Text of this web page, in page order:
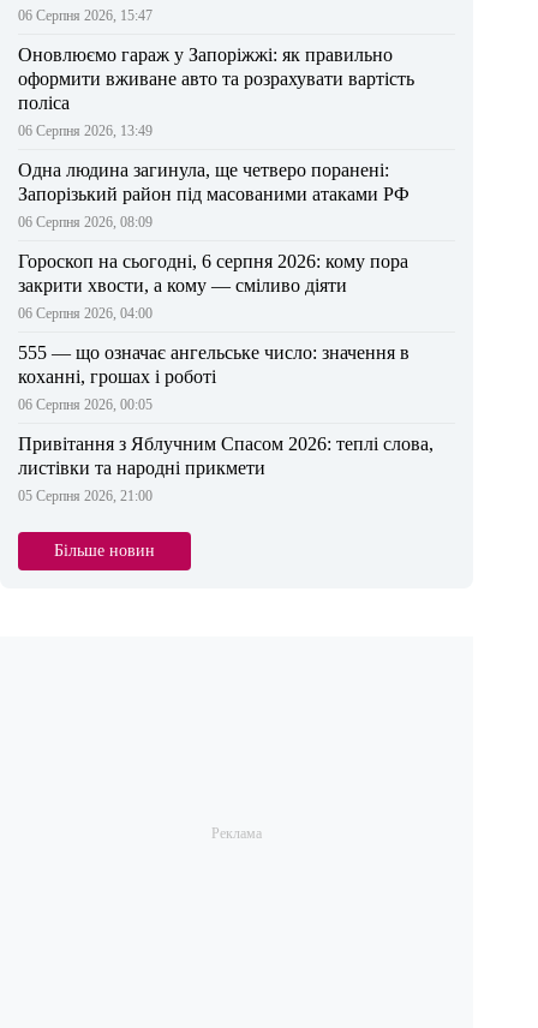
06 Серпня 2026, 15:47
Оновлюємо гараж у Запоріжжі: як правильно
оформити вживане авто та розрахувати вартість
поліса
06 Серпня 2026, 13:49
Одна людина загинула, ще четверо поранені:
Запорізький район під масованими атаками РФ
06 Серпня 2026, 08:09
Гороскоп на сьогодні, 6 серпня 2026: кому пора
закрити хвости, а кому — сміливо діяти
06 Серпня 2026, 04:00
555 — що означає ангельське число: значення в
коханні, грошах і роботі
06 Серпня 2026, 00:05
Привітання з Яблучним Спасом 2026: теплі слова,
листівки та народні прикмети
05 Серпня 2026, 21:00
Більше новин